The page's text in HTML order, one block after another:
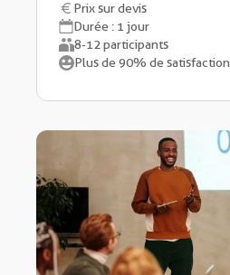
Prix sur devis
Durée : 1 jour
8-12 participants
Plus de 90% de satisfaction